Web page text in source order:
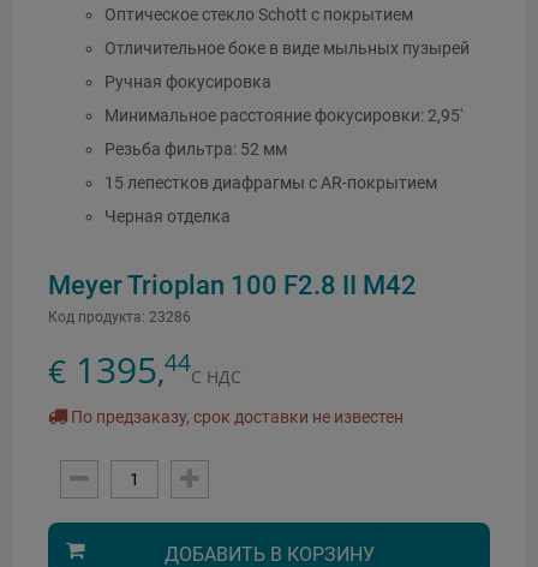
Оптическое стекло Schott с покрытием
Отличительное боке в виде мыльных пузырей
Ручная фокусировка
Минимальное расстояние фокусировки: 2,95'
Резьба фильтра: 52 мм
15 лепестков диафрагмы с AR-покрытием
Черная отделка
Meyer Trioplan 100 F2.8 II M42
Код продукта: 23286
€ 1395,44С НДС
По предзаказу, срок доставки не известен
ДОБАВИТЬ В КОРЗИНУ